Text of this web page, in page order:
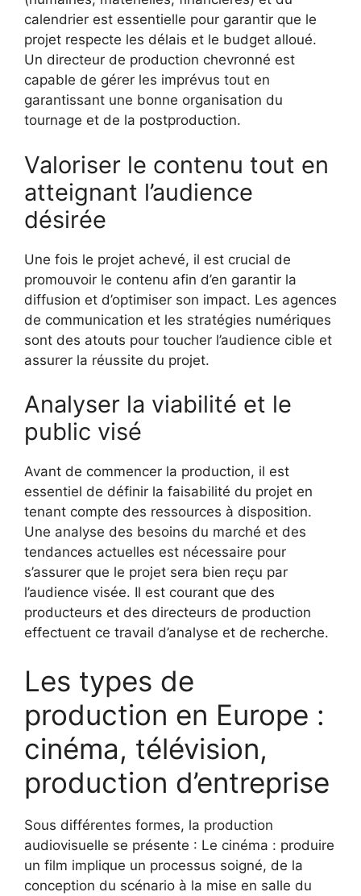
calendrier est essentielle pour garantir que le
projet respecte les délais et le budget alloué.
Un directeur de production chevronné est
capable de gérer les imprévus tout en
garantissant une bonne organisation du
tournage et de la postproduction.
Valoriser le contenu tout en
atteignant l’audience
désirée
Une fois le projet achevé, il est crucial de
promouvoir le contenu afin d’en garantir la
diffusion et d’optimiser son impact. Les agences
de communication et les stratégies numériques
sont des atouts pour toucher l’audience cible et
assurer la réussite du projet.
Analyser la viabilité et le
public visé
Avant de commencer la production, il est
essentiel de définir la faisabilité du projet en
tenant compte des ressources à disposition.
Une analyse des besoins du marché et des
tendances actuelles est nécessaire pour
s’assurer que le projet sera bien reçu par
l’audience visée. Il est courant que des
producteurs et des directeurs de production
effectuent ce travail d’analyse et de recherche.
Les types de
production en Europe :
cinéma, télévision,
production d’entreprise
Sous différentes formes, la production
audiovisuelle se présente : Le cinéma : produire
un film implique un processus soigné, de la
conception du scénario à la mise en salle du